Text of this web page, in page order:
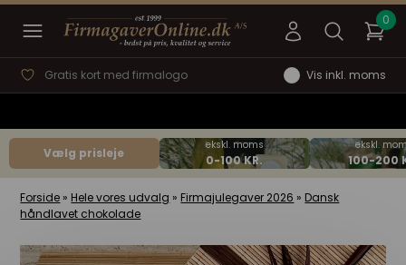
Gratis kort med firmalogo Vis inkl. moms
Vælg prisleje
Forside » Hele vores udvalg » Firmajulegaver 2026 » Dansk
håndlavet chokolade